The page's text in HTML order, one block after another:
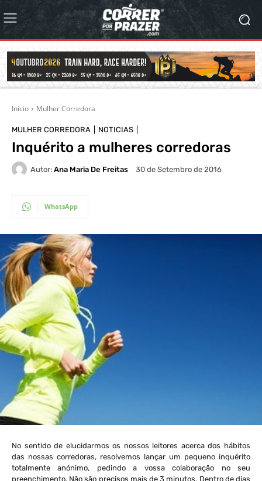
Início Mulher Corredora
MULHER CORREDORA NOTICIAS
Inquérito a mulheres corredoras
Autor: Ana Maria De Freitas 30 de Setembro de 2016
WhatsApp
No sentido de elucidarmos os nossos leitores acerca dos hábitos
das nossas corredoras, resolvemos lançar um pequeno inquérito
totalmente anónimo, pedindo a vossa colaboração no seu
preenchimento. Não são precisos mais de 3 minutos. Dentro de dias